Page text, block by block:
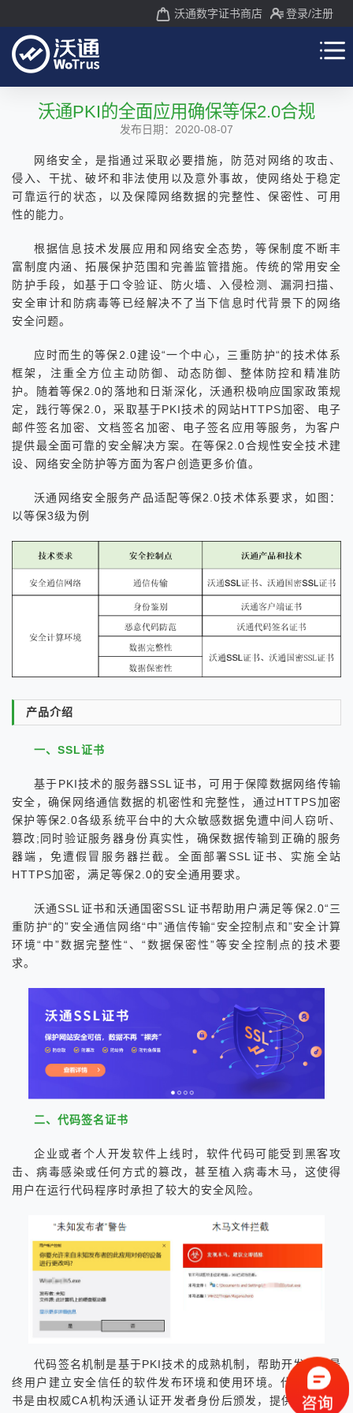
沃通数字证书商店 登录/注册
沃通PKI的全面应用确保等保2.0合规
发布日期：2020-08-07
网络安全，是指通过采取必要措施，防范对网络的攻击、
侵入、干扰、破坏和非法使用以及意外事故，使网络处于稳定
可靠运行的状态，以及保障网络数据的完整性、保密性、可用
性的能力。
根据信息技术发展应用和网络安全态势，等保制度不断丰
富制度内涵、拓展保护范围和完善监管措施。传统的常用安全
防护手段，如基于口令验证、防火墙、入侵检测、漏洞扫描、
安全审计和防病毒等已经解决不了当下信息时代背景下的网络
安全问题。
应时而生的等保2.0建设“一个中心，三重防护“的技术体系
框架，注重全方位主动防御、动态防御、整体防控和精准防
护。随着等保2.0的落地和日渐深化，沃通积极响应国家政策规
定，践行等保2.0，采取基于PKI技术的网站HTTPS加密、电子
邮件签名加密、文档签名加密、电子签名应用等服务，为客户
提供最全面可靠的安全解决方案。在等保2.0合规性安全技术建
设、网络安全防护等方面为客户创造更多价值。
沃通网络安全服务产品适配等保2.0技术体系要求，如图：
以等保3级为例
产品介绍
一、SSL证书
基于PKI技术的服务器SSL证书，可用于保障数据网络传输
安全，确保网络通信数据的机密性和完整性，通过HTTPS加密
保护等保2.0各级系统平台中的大众敏感数据免遭中间人窃听、
篡改;同时验证服务器身份真实性，确保数据传输到正确的服务
器端，免遭假冒服务器拦截。全面部署SSL证书、实施全站
HTTPS加密，满足等保2.0的安全通用要求。
沃通SSL证书和沃通国密SSL证书帮助用户满足等保2.0“三
重防护“的”安全通信网络“中”通信传输“安全控制点和”安全计算
环境“中”数据完整性“、“数据保密性”等安全控制点的技术要
求。
二、代码签名证书
企业或者个人开发软件上线时，软件代码可能受到黑客攻
击、病毒感染或任何方式的篡改，甚至植入病毒木马，这使得
用户在运行代码程序时承担了较大的安全风险。
代码签名机制是基于PKI技术的成熟机制，帮助开发者和最
终用户建立安全信任的软件发布环境和使用环境。代码签名证
书是由权威CA机构沃通认证开发者身份后颁发，提供给软件开